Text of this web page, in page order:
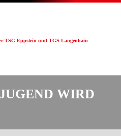
TSG Eppstein und TGS Langenhain
WIRD